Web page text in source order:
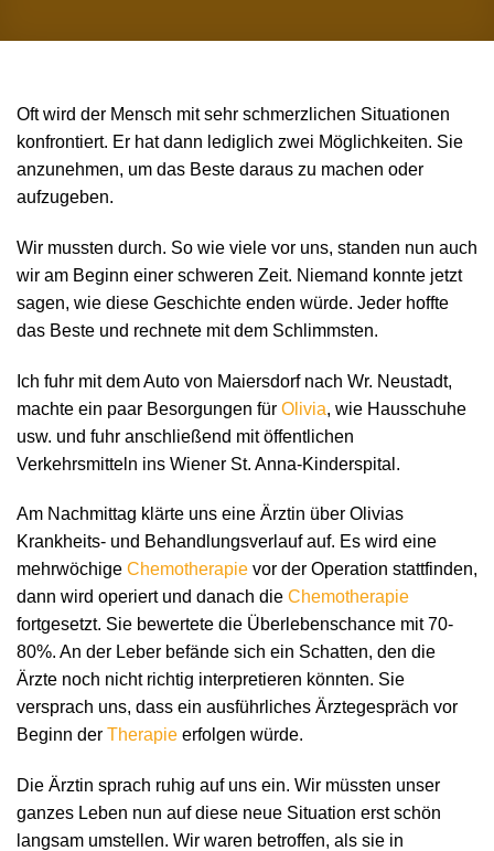
Oft wird der Mensch mit sehr schmerzlichen Situationen
konfrontiert. Er hat dann lediglich zwei Möglichkeiten. Sie
anzunehmen, um das Beste daraus zu machen oder
aufzugeben.
Wir mussten durch. So wie viele vor uns, standen nun auch
wir am Beginn einer schweren Zeit. Niemand konnte jetzt
sagen, wie diese Geschichte enden würde. Jeder hoffte
das Beste und rechnete mit dem Schlimmsten.
Ich fuhr mit dem Auto von Maiersdorf nach Wr. Neustadt,
machte ein paar Besorgungen für Olivia, wie Hausschuhe
usw. und fuhr anschließend mit öffentlichen
Verkehrsmitteln ins Wiener St. Anna-Kinderspital.
Am Nachmittag klärte uns eine Ärztin über Olivias
Krankheits- und Behandlungsverlauf auf. Es wird eine
mehrwöchige Chemotherapie vor der Operation stattfinden,
dann wird operiert und danach die Chemotherapie
fortgesetzt. Sie bewertete die Überlebenschance mit 70-
80%. An der Leber befände sich ein Schatten, den die
Ärzte noch nicht richtig interpretieren könnten. Sie
versprach uns, dass ein ausführliches Ärztegespräch vor
Beginn der Therapie erfolgen würde.
Die Ärztin sprach ruhig auf uns ein. Wir müssten unser
ganzes Leben nun auf diese neue Situation erst schön
langsam umstellen. Wir waren betroffen, als sie in